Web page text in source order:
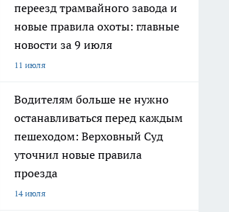
переезд трамвайного завода и
новые правила охоты: главные
новости за 9 июля
11 июля
Водителям больше не нужно
останавливаться перед каждым
пешеходом: Верховный Суд
уточнил новые правила
проезда
14 июля